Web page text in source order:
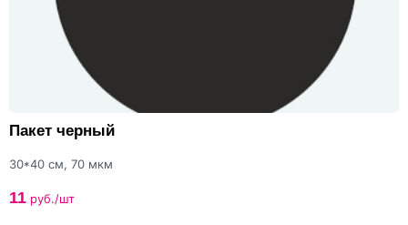
Пакет черный
30*40 см, 70 мкм
11 руб./шт